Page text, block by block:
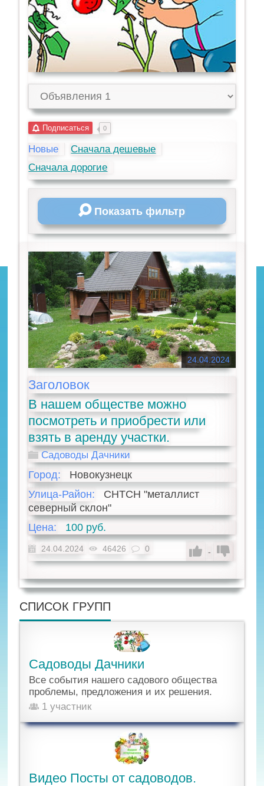
Подписаться 0
Новые
Сначала дешевые
Сначала дорогие
Показать фильтр
24.04.2024
Заголовок
В нашем обществе можно
посмотреть и приобрести или
взять в аренду участки.
Садоводы Дачники
Город:
Новокузнецк
Улица-Район:
СНТСН "металлист
северный склон"
Цена:
100 руб.
-
24.04.2024 46426 0
СПИСОК ГРУПП
Садоводы Дачники
Все события нашего садового общества
проблемы, предложения и их решения.
1 участник
Видео Посты от садоводов.